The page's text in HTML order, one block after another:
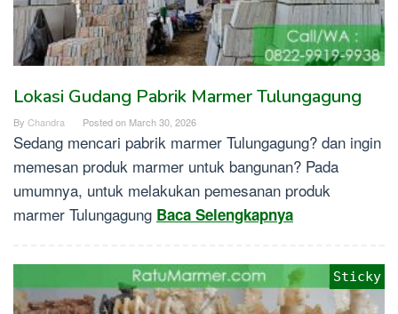
Lokasi Gudang Pabrik Marmer Tulungagung
By Chandra Posted on March 30, 2026
Sedang mencari pabrik marmer Tulungagung? dan ingin
memesan produk marmer untuk bangunan? Pada
umumnya, untuk melakukan pemesanan produk
marmer Tulungagung Baca Selengkapnya
Sticky